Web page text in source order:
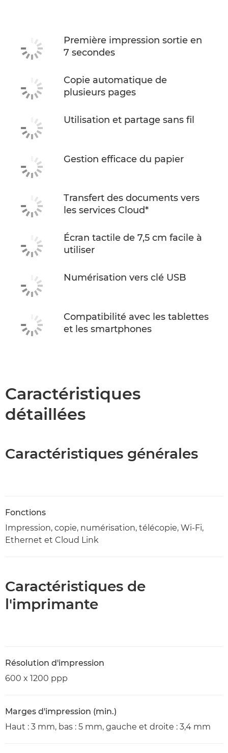
ACHETER DE L'ENCRE
Première impression sortie en
7 secondes
Copie automatique de
plusieurs pages
Utilisation et partage sans fil
Gestion efficace du papier
Transfert des documents vers
les services Cloud*
Écran tactile de 7,5 cm facile à
utiliser
Numérisation vers clé USB
Compatibilité avec les tablettes
et les smartphones
Caractéristiques
détaillées
Caractéristiques générales
Fonctions
Impression, copie, numérisation, télécopie, Wi-Fi,
Ethernet et Cloud Link
Caractéristiques de
l'imprimante
Résolution d'impression
600 x 1200 ppp
Marges d'impression (min.)
Haut : 3 mm, bas : 5 mm, gauche et droite : 3,4 mm